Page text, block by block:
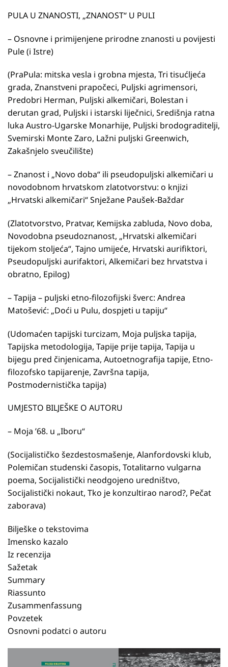
PULA U ZNANOSTI, „ZNANOST“ U PULI
– Osnovne i primijenjene prirodne znanosti u povijesti
Pule (i Istre)
(PraPula: mitska vesla i grobna mjesta, Tri tisućljeća
grada, Znanstveni prapočeci, Puljski agrimensori,
Predobri Herman, Puljski alkemičari, Bolestan i
derutan grad, Puljski i istarski liječnici, Središnja ratna
luka Austro-Ugarske Monarhije, Puljski brodograditelji,
Svemirski Monte Zaro, Lažni puljski Greenwich,
Zakašnjelo sveučilište)
– Znanost i „Novo doba“ ili pseudopuljski alkemičari u
novodobnom hrvatskom zlatotvorstvu: o knjizi
„Hrvatski alkemičari“ Snježane Paušek-Baždar
(Zlatotvorstvo, Pratvar, Kemijska zabluda, Novo doba,
Novodobna pseudoznanost, „Hrvatski alkemičari
tijekom stoljeća“, Tajno umijeće, Hrvatski aurifiktori,
Pseudopuljski aurifaktori, Alkemičari bez hrvatstva i
obratno, Epilog)
– Tapija – puljski etno-filozofijski šverc: Andrea
Matošević: „Doći u Pulu, dospjeti u tapiju“
(Udomaćen tapijski turcizam, Moja puljska tapija,
Tapijska metodologija, Tapije prije tapija, Tapija u
bijegu pred činjenicama, Autoetnografija tapije, Etno-
filozofsko tapijarenje, Završna tapija,
Postmodernistička tapija)
UMJESTO BILJEŠKE O AUTORU
– Moja ’68. u „Iboru“
(Socijalističko šezdestosmašenje, Alanfordovski klub,
Polemičan studenski časopis, Totalitarno vulgarna
poema, Socijalistički neodgojeno uredništvo,
Socijalistički nokaut, Tko je konzultirao narod?, Pečat
zaborava)
Bilješke o tekstovima
Imensko kazalo
Iz recenzija
Sažetak
Summary
Riassunto
Zusammenfassung
Povzetek
Osnovni podatci o autoru